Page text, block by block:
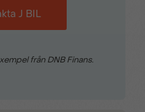
J BIL
från DNB Finans.